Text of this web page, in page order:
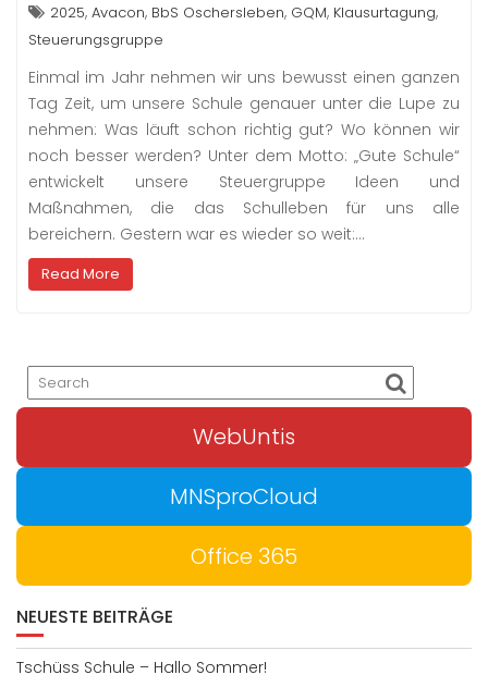
2025, Avacon, BbS Oschersleben, GQM, Klausurtagung,
Steuerungsgruppe
Einmal im Jahr nehmen wir uns bewusst einen ganzen
Tag Zeit, um unsere Schule genauer unter die Lupe zu
nehmen: Was läuft schon richtig gut? Wo können wir
noch besser werden? Unter dem Motto: „Gute Schule“
entwickelt unsere Steuergruppe Ideen und
Maßnahmen, die das Schulleben für uns alle
bereichern. Gestern war es wieder so weit:…
Read More
WebUntis
MNSproCloud
Office 365
NEUESTE BEITRÄGE
Tschüss Schule – Hallo Sommer!